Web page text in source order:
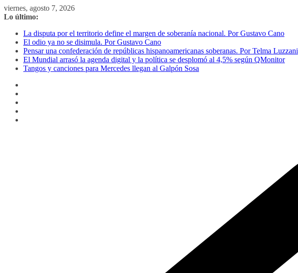
Saltar
al
viernes, agosto 7, 2026
Lo último:
La disputa por el territorio define el margen de soberanía nacional. Por Gustavo Cano
El odio ya no se disimula. Por Gustavo Cano
Pensar una confederación de repúblicas hispanoamericanas soberanas. Por Telma Luzzani
El Mundial arrasó la agenda digital y la política se desplomó al 4,5% según QMonitor
Tangos y canciones para Mercedes llegan al Galpón Sosa